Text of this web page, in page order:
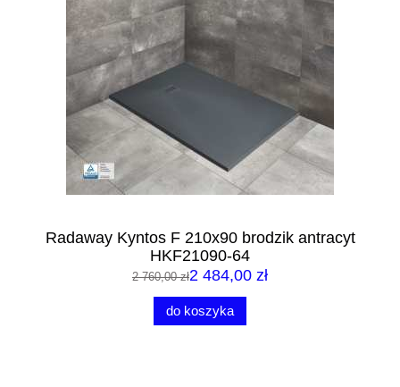
Radaway Kyntos F 210x90 brodzik antracyt
HKF21090-64
2 760,00 zł2 484,00 zł
do koszyka